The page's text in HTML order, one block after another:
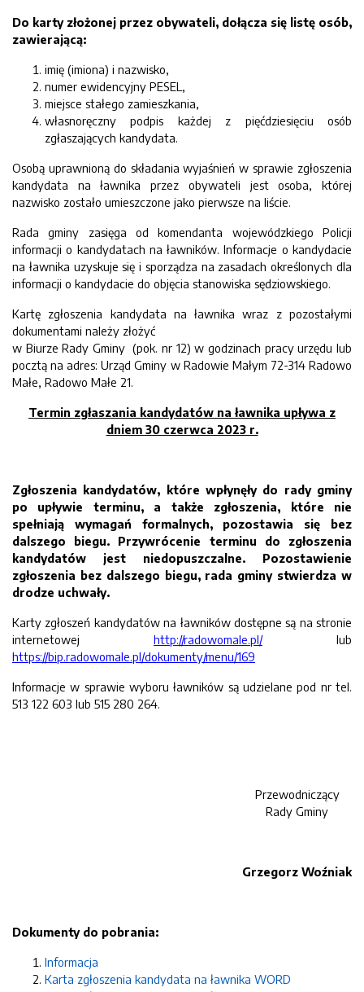
Do karty złożonej przez obywateli, dołącza się listę osób,
zawierającą:
imię (imiona) i nazwisko,
numer ewidencyjny PESEL,
miejsce stałego zamieszkania,
własnoręczny podpis każdej z pięćdziesięciu osób
zgłaszających kandydata.
Osobą uprawnioną do składania wyjaśnień w sprawie zgłoszenia
kandydata na ławnika przez obywateli jest osoba, której
nazwisko zostało umieszczone jako pierwsze na liście.
Rada gminy zasięga od komendanta wojewódzkiego Policji
informacji o kandydatach na ławników. Informacje o kandydacie
na ławnika uzyskuje się i sporządza na zasadach określonych dla
informacji o kandydacie do objęcia stanowiska sędziowskiego.
Kartę zgłoszenia kandydata na ławnika wraz z pozostałymi
dokumentami należy złożyć
w Biurze Rady Gminy (pok. nr 12) w godzinach pracy urzędu lub
pocztą na adres: Urząd Gminy w Radowie Małym 72-314 Radowo
Małe, Radowo Małe 21.
Termin zgłaszania kandydatów na ławnika upływa z
dniem 30 czerwca 2023 r.
Zgłoszenia kandydatów, które wpłynęły do rady gminy
po upływie terminu, a także zgłoszenia, które nie
spełniają wymagań formalnych, pozostawia się bez
dalszego biegu. Przywrócenie terminu do zgłoszenia
kandydatów jest niedopuszczalne. Pozostawienie
zgłoszenia bez dalszego biegu, rada gminy stwierdza w
drodze uchwały.
Karty zgłoszeń kandydatów na ławników dostępne są na stronie
internetowej http://radowomale.pl/lub
https://bip.radowomale.pl/dokumenty/menu/169
Informacje w sprawie wyboru ławników są udzielane pod nr tel.
513 122 603 lub 515 280 264.
Przewodniczący
Rady Gminy
Grzegorz Woźniak
Dokumenty do pobrania:
Informacja
Karta zgłoszenia kandydata na ławnika WORD